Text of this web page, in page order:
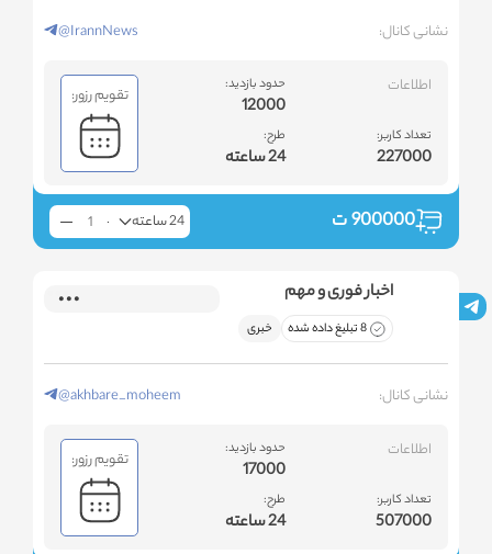
نشانی کانال: @IrannNews
اطلاعات
تعداد کاربر:
227000
حدود بازدید:
12000
طرح:
24 ساعته
تقویم رزور:
900000ت 24 ساعته
اخبار فوری و مهم
8 تبلیغ داده شده خبری
نشانی کانال: @akhbare_moheem
اطلاعات
تعداد کاربر:
507000
حدود بازدید:
17000
طرح:
24 ساعته
تقویم رزور: